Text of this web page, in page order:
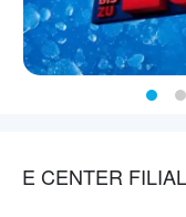
E CENTER